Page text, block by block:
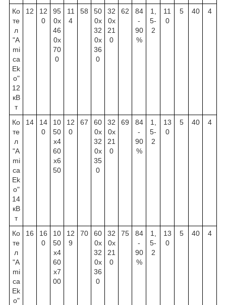
Ко
те
л
"A
mi
ca
Ek
o"
12
кВ
т
12
12
0
95
0х
46
0х
70
0
11
4
58
50
0х
32
0х
36
0
32
0х
21
0
62
84
-
90
%
1,
5-
2
11
0
5 40 4
Ко
те
л
"A
mi
ca
Ek
o"
14
кВ
т
14
14
0
10
50
х4
60
х6
50
12
0
67
60
0х
32
0х
35
0
32
0х
21
0
69
84
-
90
%
1,
5-
2
13
0
5 40 4
Ко
те
л
"A
mi
ca
Ek
o"
16
16
0
10
50
х4
60
х7
00
12
9
70
60
0х
32
0х
36
0
32
0х
21
0
75
84
-
90
%
1,
5-
2
13
0
5 40 4